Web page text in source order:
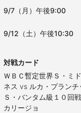
9/7（月）午後9:00
9/12（土）午後10:30
対戦カード
ＷＢＣ暫定世界Ｓ・
ネス vs ルカ・プランチ
Ｓ・バンタム級１０
カリージョ